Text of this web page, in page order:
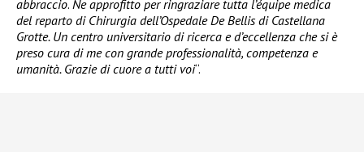
abbraccio. Ne approfitto per ringraziare tutta l’équipe medica
del reparto di Chirurgia dell’Ospedale De Bellis di Castellana
Grotte. Un centro universitario di ricerca e d’eccellenza che si è
preso cura di me con grande professionalità, competenza e
umanità. Grazie di cuore a tutti voi“.